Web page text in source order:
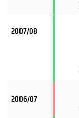
2007/08
2006/07